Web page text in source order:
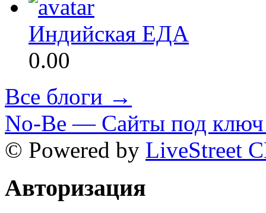
Индийская ЕДА
0.00
Все блоги →
No-Be — Сайты под ключ
© Powered by LiveStreet
Авторизация